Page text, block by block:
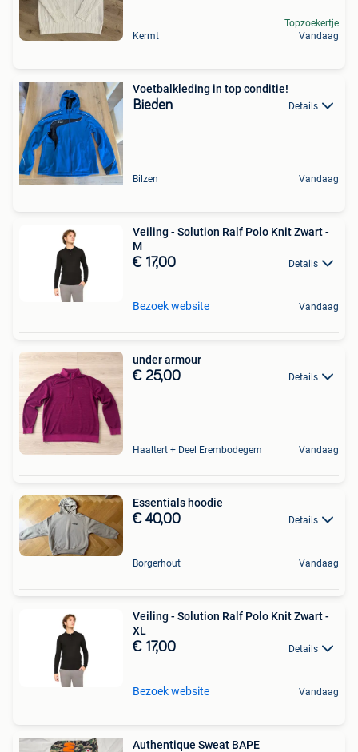
Kermt
Topzoekertje
Vandaag
Voetbalkleding in top conditie!
Bieden Details
Bilzen Vandaag
Veiling - Solution Ralf Polo Knit Zwart -
M
€ 17,00 Details
Bezoek website Vandaag
under armour
€ 25,00 Details
Haaltert + Deel Erembodegem Vandaag
Essentials hoodie
€ 40,00 Details
Borgerhout Vandaag
Veiling - Solution Ralf Polo Knit Zwart -
XL
€ 17,00 Details
Bezoek website Vandaag
Authentique Sweat BAPE